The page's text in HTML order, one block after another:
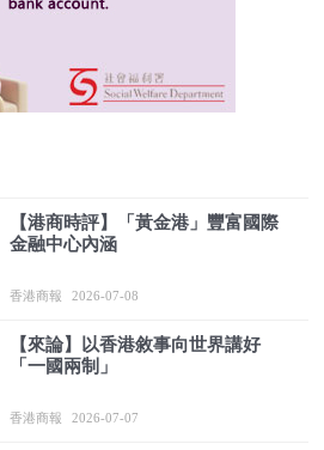
【港商時評】「黃金港」豐富國際
金融中心內涵
香港商報 2026-07-08
【來論】以香港敘事向世界講好
「一國兩制」
香港商報 2026-07-07